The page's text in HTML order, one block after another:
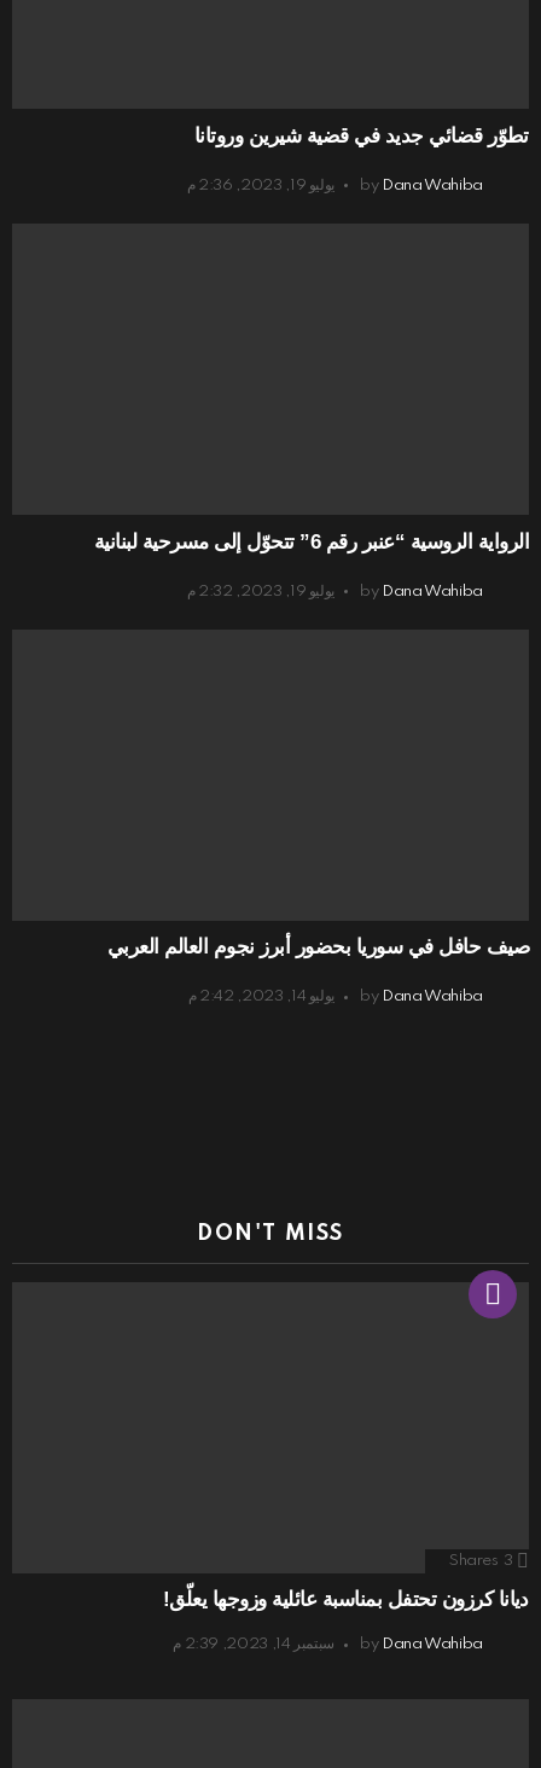
تطوّر قضائي جديد في قضية شيرين وروتانا
by Dana Wahiba يوليو 19, 2023, 2:36 م
الرواية الروسية “عنبر رقم 6” تتحوّل إلى مسرحية لبنانية
by Dana Wahiba يوليو 19, 2023, 2:32 م
صيف حافل في سوريا بحضور أبرز نجوم العالم العربي
by Dana Wahiba يوليو 14, 2023, 2:42 م
DON'T MISS
3
Shares
ديانا كرزون تحتفل بمناسبة عائلية وزوجها يعلّق!
by Dana Wahiba سبتمبر 14, 2023, 2:39 م